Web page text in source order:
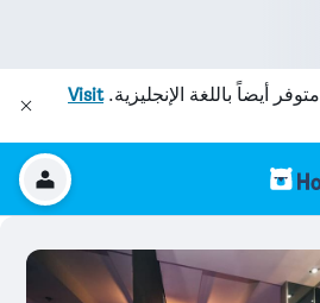
متوفر أيضاً باللغة الإنجليزية.Visit